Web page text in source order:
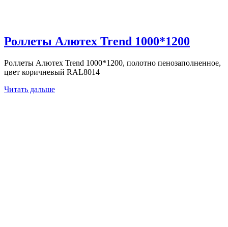
Роллеты Алютех Trend 1000*1200
Роллеты Алютех Trend 1000*1200, полотно пенозаполненное,
цвет коричневый RAL8014
Читать дальше